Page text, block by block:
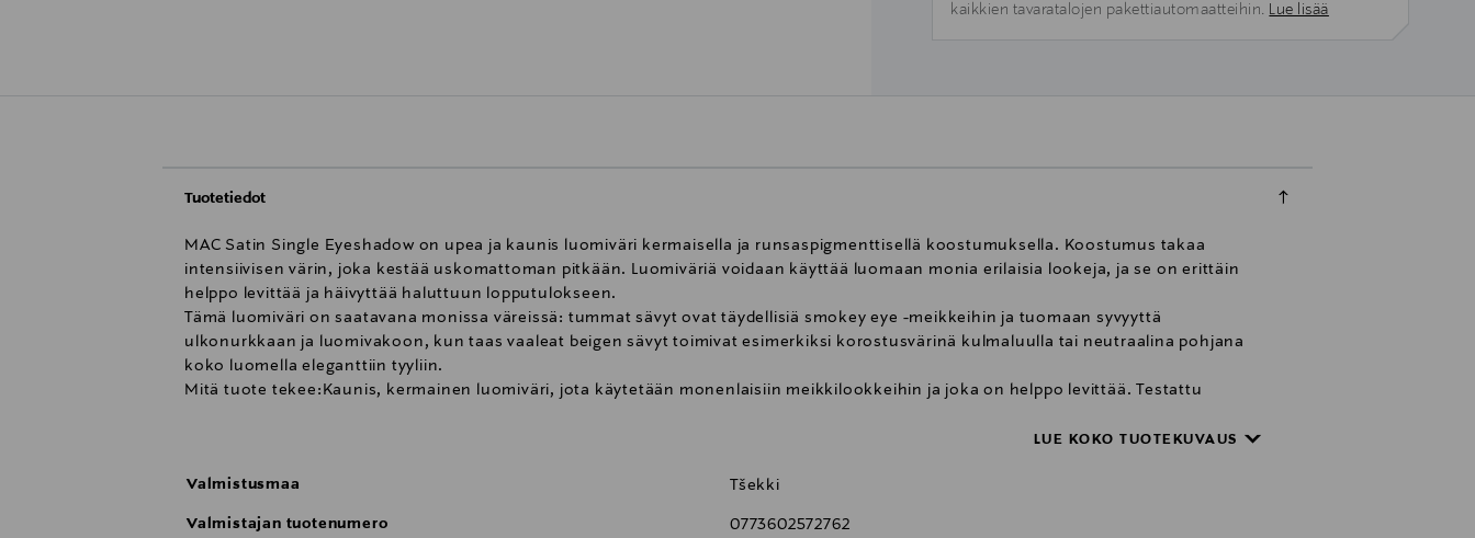
kaikkien tavaratalojen pakettiautomaatteihin. Lue lisää
Tuotetiedot
MAC Satin Single Eyeshadow on upea ja kaunis luomiväri kermaisella ja runsaspigmenttisellä koostumuksella. Koostumus takaa
intensiivisen värin, joka kestää uskomattoman pitkään. Luomiväriä voidaan käyttää luomaan monia erilaisia lookeja, ja se on erittäin
helppo levittää ja häivyttää haluttuun lopputulokseen.
Tämä luomiväri on saatavana monissa väreissä: tummat sävyt ovat täydellisiä smokey eye -meikkeihin ja tuomaan syvyyttä
ulkonurkkaan ja luomivakoon, kun taas vaaleat beigen sävyt toimivat esimerkiksi korostusvärinä kulmaluulla tai neutraalina pohjana
koko luomella eleganttiin tyyliin.
Mitä tuote tekee:Kaunis, kermainen luomiväri, jota käytetään monenlaisiin meikkilookkeihin ja joka on helppo levittää. Testattu
LUE KOKO TUOTEKUVAUS
Valmistusmaa Tšekki
Valmistajan tuotenumero 0773602572762